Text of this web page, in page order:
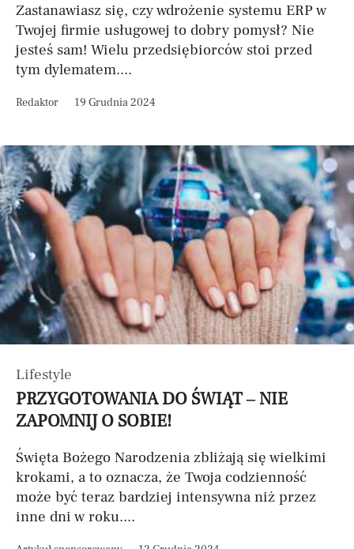
Zastanawiasz się, czy wdrożenie systemu ERP w
Twojej firmie usługowej to dobry pomysł? Nie
jesteś sam! Wielu przedsiębiorców stoi przed
tym dylematem....
Redaktor 19 Grudnia 2024
Lifestyle
PRZYGOTOWANIA DO ŚWIĄT – NIE
ZAPOMNIJ O SOBIE!
Święta Bożego Narodzenia zbliżają się wielkimi
krokami, a to oznacza, że Twoja codzienność
może być teraz bardziej intensywna niż przez
inne dni w roku....